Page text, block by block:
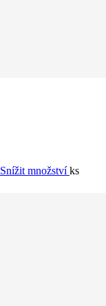
Snížit množstvíks